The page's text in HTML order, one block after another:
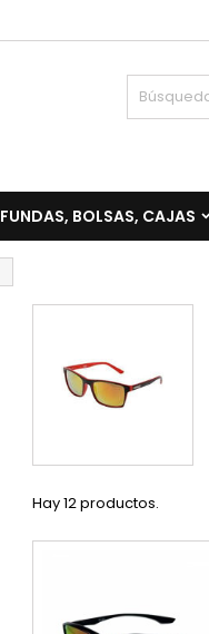
FUNDAS, BOLSAS, CAJAS
Hay 12 productos.